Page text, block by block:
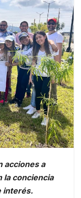
acciones a
la conciencia
interés.